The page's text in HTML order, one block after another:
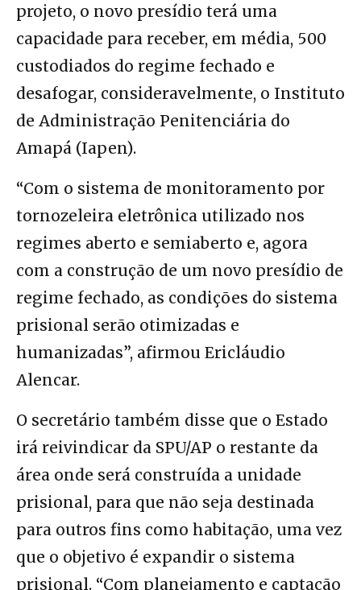
projeto, o novo presídio terá uma
capacidade para receber, em média, 500
custodiados do regime fechado e
desafogar, consideravelmente, o Instituto
de Administração Penitenciária do
Amapá (Iapen).
“Com o sistema de monitoramento por
tornozeleira eletrônica utilizado nos
regimes aberto e semiaberto e, agora
com a construção de um novo presídio de
regime fechado, as condições do sistema
prisional serão otimizadas e
humanizadas”, afirmou Ericláudio
Alencar.
O secretário também disse que o Estado
irá reivindicar da SPU/AP o restante da
área onde será construída a unidade
prisional, para que não seja destinada
para outros fins como habitação, uma vez
que o objetivo é expandir o sistema
prisional. “Com planejamento e captação